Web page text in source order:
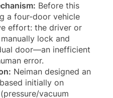
Before this
a four-door vehicle
effort: the driver or
lock and
door—an inefficient
error.
Neiman designed an
initially on
vacuum